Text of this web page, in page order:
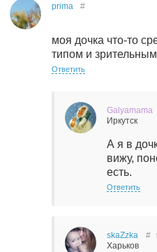
prima #
моя дочка что-то
типом и
Ответить
Galyamama
Иркутск
А я в
вижу,
есть.
Ответить
skaZzka
Харьков
# ↑